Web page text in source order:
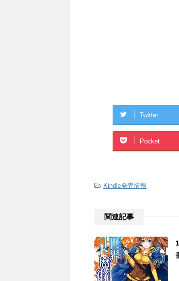
Twitter
Pocket
-Kindle発売情報
関連記事